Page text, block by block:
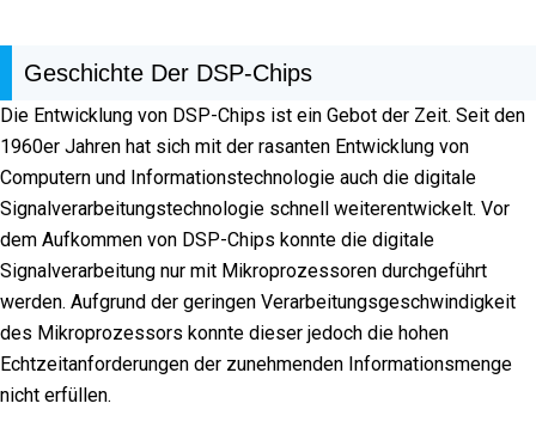
Geschichte Der DSP-Chips
Die Entwicklung von DSP-Chips ist ein Gebot der Zeit. Seit den
1960er Jahren hat sich mit der rasanten Entwicklung von
Computern und Informationstechnologie auch die digitale
Signalverarbeitungstechnologie schnell weiterentwickelt. Vor
dem Aufkommen von DSP-Chips konnte die digitale
Signalverarbeitung nur mit Mikroprozessoren durchgeführt
werden. Aufgrund der geringen Verarbeitungsgeschwindigkeit
des Mikroprozessors konnte dieser jedoch die hohen
Echtzeitanforderungen der zunehmenden Informationsmenge
nicht erfüllen.